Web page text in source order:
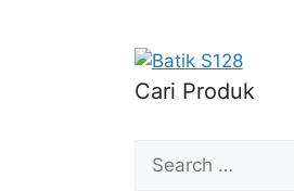
Cari Produk
Search
for: